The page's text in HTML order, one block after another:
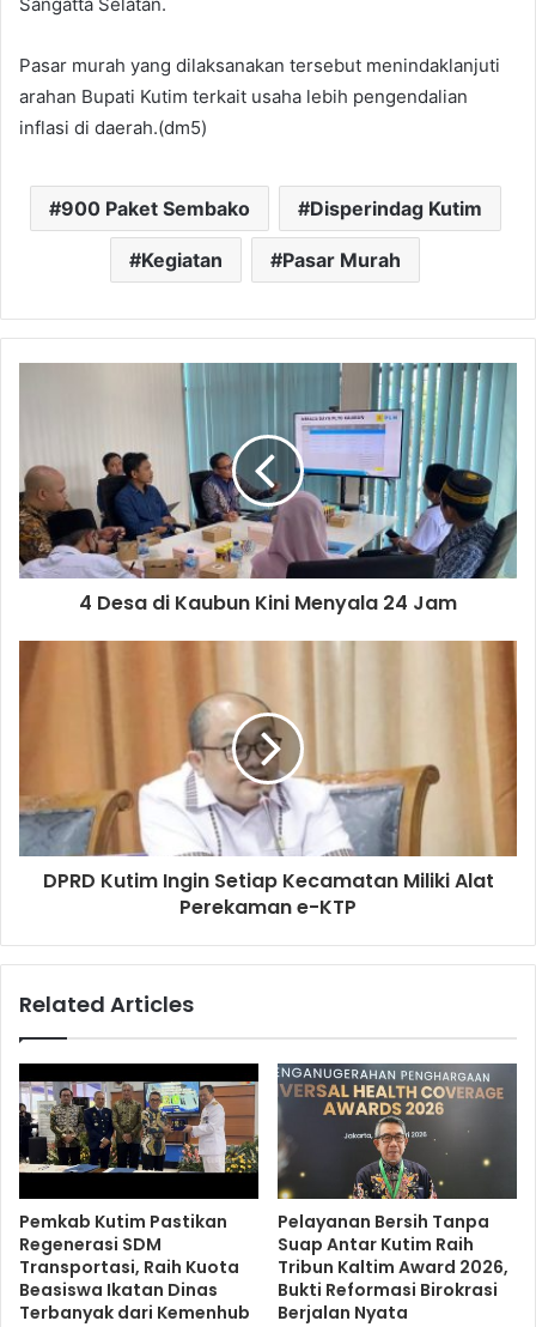
Sangatta Selatan.
Pasar murah yang dilaksanakan tersebut menindaklanjuti
arahan Bupati Kutim terkait usaha lebih pengendalian
inflasi di daerah.(dm5)
900 Paket Sembako Disperindag Kutim
Kegiatan Pasar Murah
4 Desa di Kaubun Kini Menyala 24 Jam
DPRD Kutim Ingin Setiap Kecamatan Miliki Alat
Perekaman e-KTP
Related Articles
Pemkab Kutim Pastikan
Regenerasi SDM
Transportasi, Raih Kuota
Beasiswa Ikatan Dinas
Terbanyak dari Kemenhub
Pelayanan Bersih Tanpa
Suap Antar Kutim Raih
Tribun Kaltim Award 2026,
Bukti Reformasi Birokrasi
Berjalan Nyata